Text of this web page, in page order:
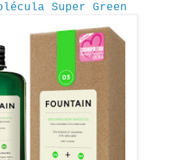
Super Green